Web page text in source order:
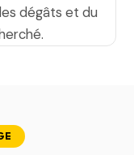
dégâts et du